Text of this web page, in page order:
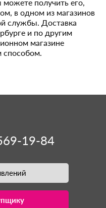
получить его,
в одном из магазинов
службы. Доставка
и по другим
магазине
19-84